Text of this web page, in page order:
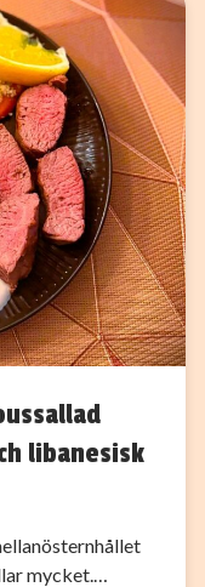
libanesisk
mycket.…